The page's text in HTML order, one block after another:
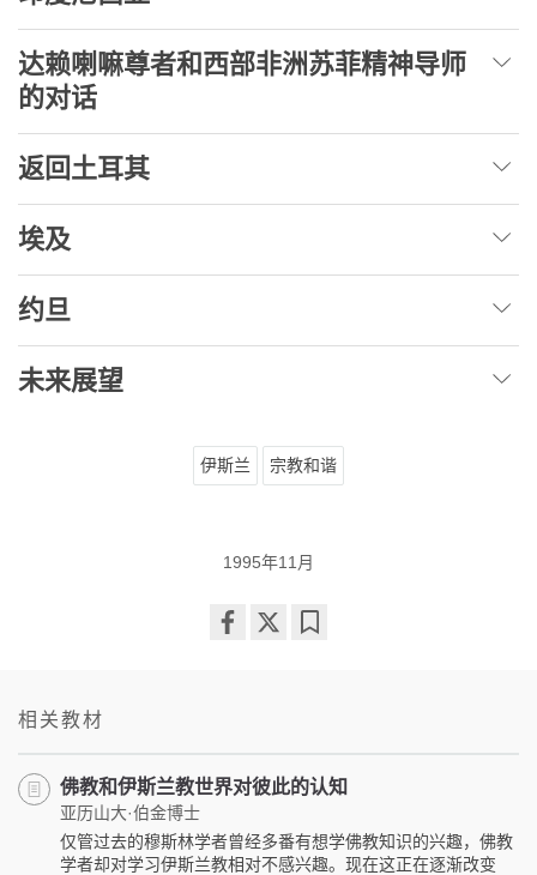
达赖喇嘛尊者和西部非洲苏菲精神导师
的对话
返回土耳其
埃及
约旦
未来展望
伊斯兰 宗教和谐
1995年11月
相关教材
佛教和伊斯兰教世界对彼此的认知
亚历山大·伯金博士
仅管过去的穆斯林学者曾经多番有想学佛教知识的兴趣，佛教
学者却对学习伊斯兰教相对不感兴趣。现在这正在逐渐改变